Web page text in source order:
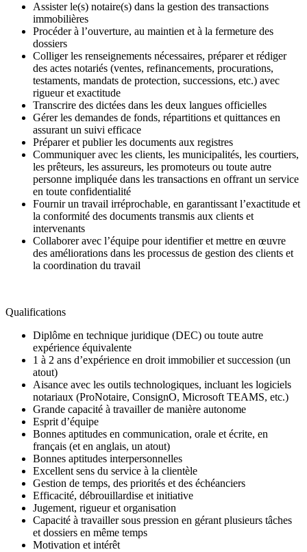
Assister le(s) notaire(s) dans la gestion des transactions
immobilières
Procéder à l’ouverture, au maintien et à la fermeture des
dossiers
Colliger les renseignements nécessaires, préparer et rédiger
des actes notariés (ventes, refinancements, procurations,
testaments, mandats de protection, successions, etc.) avec
rigueur et exactitude
Transcrire des dictées dans les deux langues officielles
Gérer les demandes de fonds, répartitions et quittances en
assurant un suivi efficace
Préparer et publier les documents aux registres
Communiquer avec les clients, les municipalités, les courtiers,
les prêteurs, les assureurs, les promoteurs ou toute autre
personne impliquée dans les transactions en offrant un service
en toute confidentialité
Fournir un travail irréprochable, en garantissant l’exactitude et
la conformité des documents transmis aux clients et
intervenants
Collaborer avec l’équipe pour identifier et mettre en œuvre
des améliorations dans les processus de gestion des clients et
la coordination du travail
Qualifications
Diplôme en technique juridique (DEC) ou toute autre
expérience équivalente
1 à 2 ans d’expérience en droit immobilier et succession (un
atout)
Aisance avec les outils technologiques, incluant les logiciels
notariaux (ProNotaire, ConsignO, Microsoft TEAMS, etc.)
Grande capacité à travailler de manière autonome
Esprit d’équipe
Bonnes aptitudes en communication, orale et écrite, en
français (et en anglais, un atout)
Bonnes aptitudes interpersonnelles
Excellent sens du service à la clientèle
Gestion de temps, des priorités et des échéanciers
Efficacité, débrouillardise et initiative
Jugement, rigueur et organisation
Capacité à travailler sous pression en gérant plusieurs tâches
et dossiers en même temps
Motivation et intérêt